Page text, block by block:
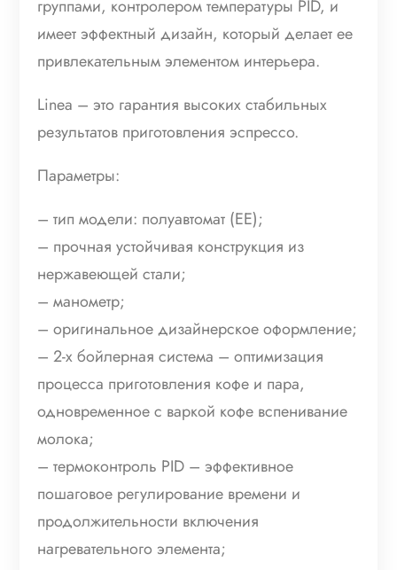
группами, контролером температуры PID, и
имеет эффектный дизайн, который делает ее
привлекательным элементом интерьера.
Linea – это гарантия высоких стабильных
результатов приготовления эспрессо.
Параметры:
– тип модели: полуавтомат (ЕЕ);
– прочная устойчивая конструкция из
нержавеющей стали;
– манометр;
– оригинальное дизайнерское оформление;
– 2-х бойлерная система – оптимизация
процесса приготовления кофе и пара,
одновременное с варкой кофе вспенивание
молока;
– термоконтроль PID – эффективное
пошаговое регулирование времени и
продолжительности включения
нагревательного элемента;